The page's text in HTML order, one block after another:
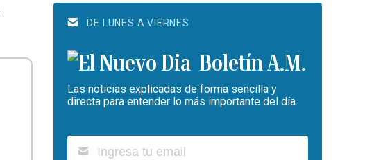
DE LUNES A VIERNES
Boletín A.M.
Las noticias explicadas de forma sencilla y
directa para entender lo más importante del día.